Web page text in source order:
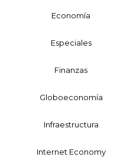
Economía
Especiales
Finanzas
Globoeconomía
Infraestructura
Internet Economy